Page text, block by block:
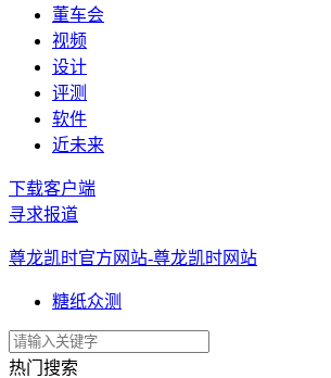
董车会
视频
设计
评测
软件
近未来
下载客户端
寻求报道
尊龙凯时官方网站-尊龙凯时网站
糖纸众测
热门搜索